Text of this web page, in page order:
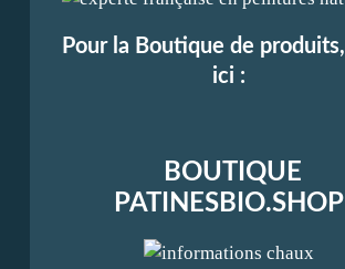
Pour la Boutique de
ici :
BOUTIQUE
PATINESBIO.SHOP